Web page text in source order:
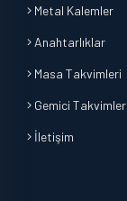
Metal Kalemler
Anahtarlıklar
Masa Takvimleri
Gemici Takvimler
İletişim